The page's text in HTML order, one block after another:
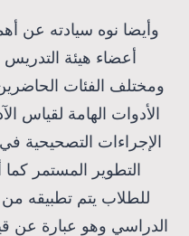
وأيضا نوه سيادته عن
أعضاء هيئة التدريس
ومختلف الفئات
الأدوات الهامة لقياس
الإجراءات التصحيحية
التطوير المستمر
للطلاب يتم تطبيقه
الدراسي وهو عبارة عن